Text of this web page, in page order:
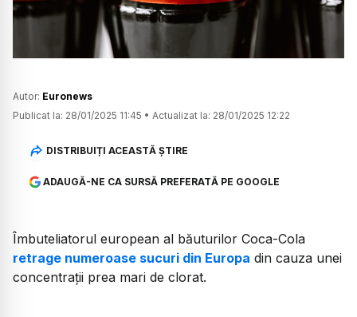
Autor: Euronews
Publicat la: 28/01/2025 11:45 • Actualizat la: 28/01/2025 12:22
DISTRIBUIȚI ACEASTĂ ȘTIRE
ADAUGĂ-NE CA SURSĂ PREFERATĂ PE GOOGLE
Îmbuteliatorul european al băuturilor Coca-Cola
retrage numeroase sucuri din Europa din cauza unei
concentrații prea mari de clorat.